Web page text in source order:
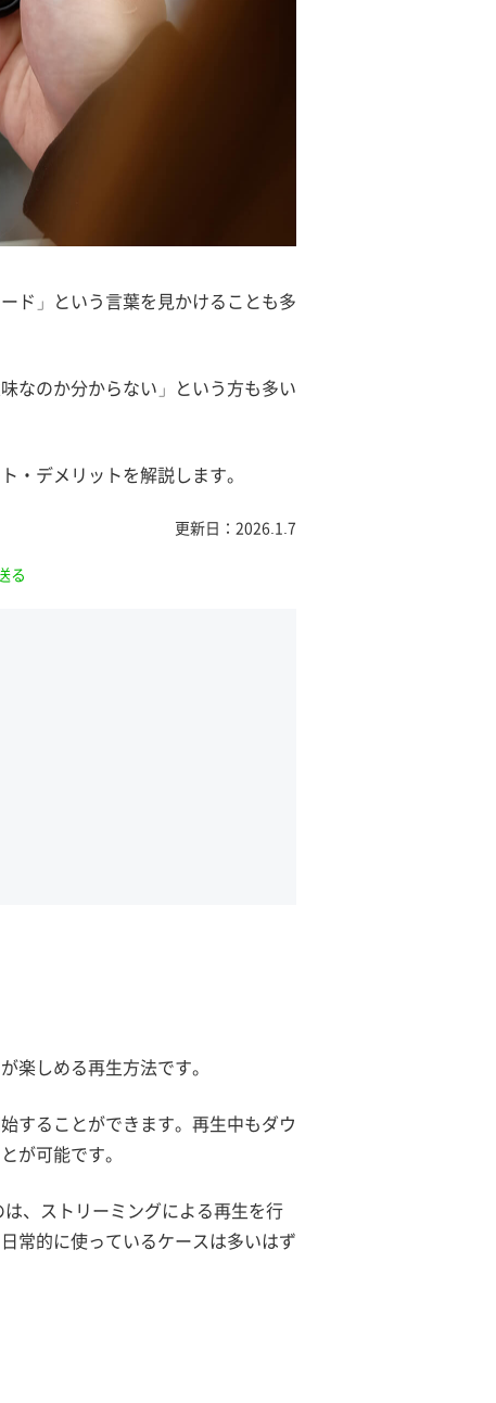
ド」という言葉を見かけることも多
なのか分からない」という方も多い
・デメリットを解説します。
更新日：2026.1.7
る
楽しめる再生方法です。
することができます。再生中もダウ
が可能です。
、ストリーミングによる再生を行
常的に使っているケースは多いはず